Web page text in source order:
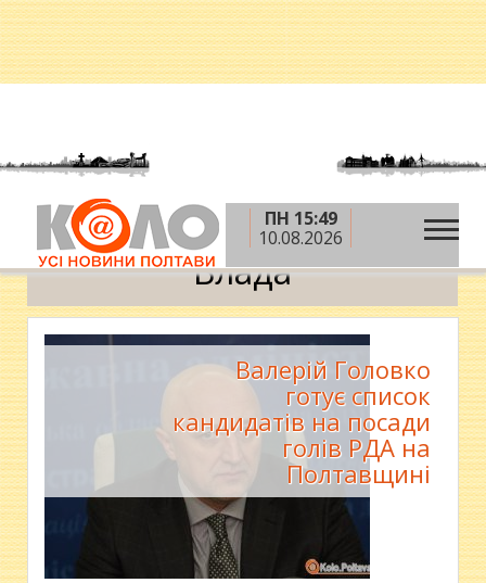
ПН 15:49
10.08.2026
Головна » Новини » Влада
Влада
Валерій Головко
готує список
кандидатів на посади
голів РДА на
Полтавщині